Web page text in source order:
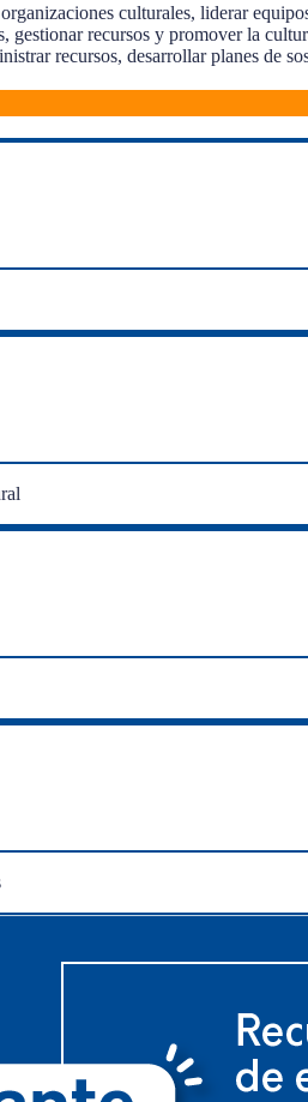
culturales, liderar
gestionar recursos y promover la
recursos, desarrollar planes de